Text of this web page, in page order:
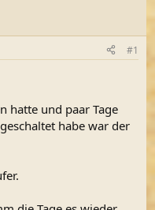
#1
hatte und paar Tage
habe war der